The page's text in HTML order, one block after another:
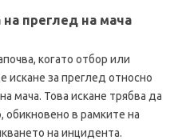
преглед на мача
когато отбор или
искане за преглед относно
мача. Това искане трябва да
в рамките на
на инцидента.